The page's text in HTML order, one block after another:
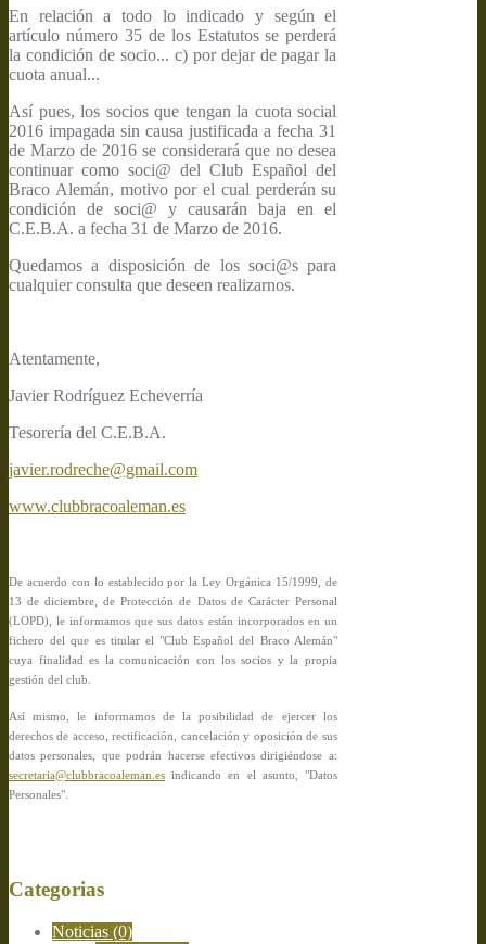
En relación a todo lo indicado y según el
artículo número 35 de los Estatutos se perderá
la condición de socio... c) por dejar de pagar la
cuota anual...
Así pues, los socios que tengan la cuota social
2016 impagada sin causa justificada a fecha 31
de Marzo de 2016 se considerará que no desea
continuar como soci@ del Club Español del
Braco Alemán, motivo por el cual perderán su
condición de soci@ y causarán baja en el
C.E.B.A. a fecha 31 de Marzo de 2016.
Quedamos a disposición de los soci@s para
cualquier consulta que deseen realizarnos.
Atentamente,
Javier Rodríguez Echeverría
Tesorería del C.E.B.A.
javier.rodreche@gmail.com
www.clubbracoaleman.es
De acuerdo con lo establecido por la Ley Orgánica 15/1999, de
13 de diciembre, de Protección de Datos de Carácter Personal
(LOPD), le informamos que sus datos están incorporados en un
fichero del que es titular el "Club Español del Braco Alemán"
cuya finalidad es la comunicación con los socios y la propia
gestión del club.
Así mismo, le informamos de la posibilidad de ejercer los
derechos de acceso, rectificación, cancelación y oposición de sus
datos personales, que podrán hacerse efectivos dirigiéndose a:
secretaria@clubbracoaleman.es indicando en el asunto, "Datos
Personales".
Categorias
Noticias (0)